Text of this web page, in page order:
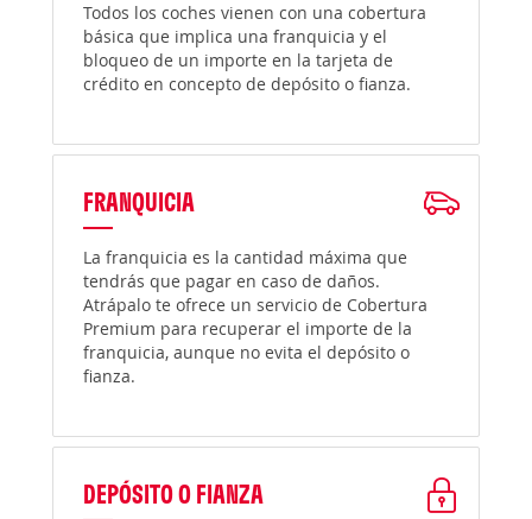
Todos los coches vienen con una cobertura
básica que implica una franquicia y el
bloqueo de un importe en la tarjeta de
crédito en concepto de depósito o fianza.
FRANQUICIA
La franquicia es la cantidad máxima que
tendrás que pagar en caso de daños.
Atrápalo te ofrece un servicio de Cobertura
Premium para recuperar el importe de la
franquicia, aunque no evita el depósito o
fianza.
DEPÓSITO O FIANZA